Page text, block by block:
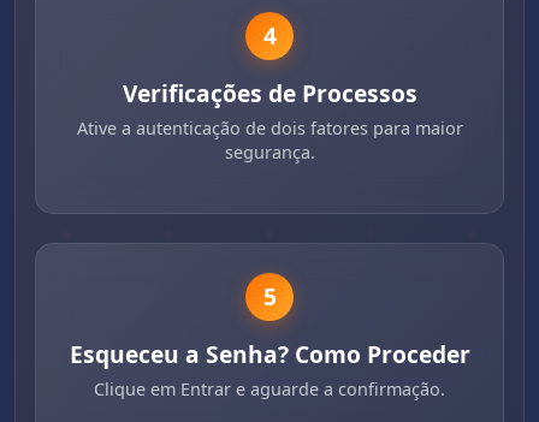
4
Verificações de Processos
Ative a autenticação de dois fatores para maior
segurança.
5
Esqueceu a Senha? Como Proceder
Clique em Entrar e aguarde a confirmação.